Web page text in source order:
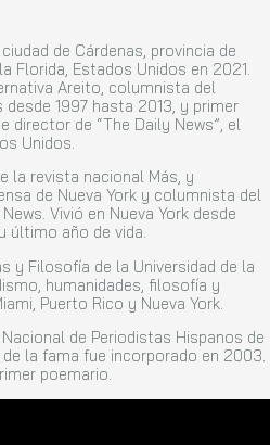
de Cárdenas, provincia de
Florida, Estados Unidos en 2021.
Areito, columnista del
desde 1997 hasta 2013, y primer
director de “The Daily News”, el
Unidos.
la revista nacional Más, y
de Nueva York y columnista del
Vivió en Nueva York desde
último año de vida.
y Filosofía de la Universidad de la
humanidades, filosofía y
Puerto Rico y Nueva York.
de Periodistas Hispanos de
la fama fue incorporado en 2003.
poemario.